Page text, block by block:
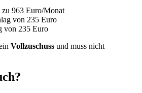
zu 963 Euro/Monat
von 235 Euro
von 235 Euro
Vollzuschuss und muss nicht